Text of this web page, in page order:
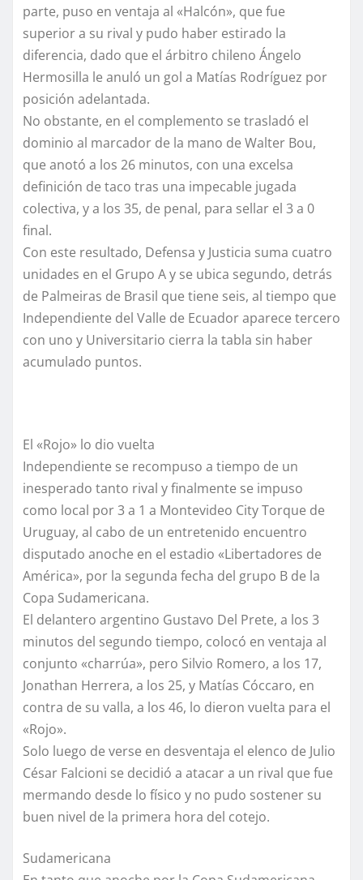
parte, puso en ventaja al «Halcón», que fue
superior a su rival y pudo haber estirado la
diferencia, dado que el árbitro chileno Ángelo
Hermosilla le anuló un gol a Matías Rodríguez por
posición adelantada.
No obstante, en el complemento se trasladó el
dominio al marcador de la mano de Walter Bou,
que anotó a los 26 minutos, con una excelsa
definición de taco tras una impecable jugada
colectiva, y a los 35, de penal, para sellar el 3 a 0
final.
Con este resultado, Defensa y Justicia suma cuatro
unidades en el Grupo A y se ubica segundo, detrás
de Palmeiras de Brasil que tiene seis, al tiempo que
Independiente del Valle de Ecuador aparece tercero
con uno y Universitario cierra la tabla sin haber
acumulado puntos.
El «Rojo» lo dio vuelta
Independiente se recompuso a tiempo de un
inesperado tanto rival y finalmente se impuso
como local por 3 a 1 a Montevideo City Torque de
Uruguay, al cabo de un entretenido encuentro
disputado anoche en el estadio «Libertadores de
América», por la segunda fecha del grupo B de la
Copa Sudamericana.
El delantero argentino Gustavo Del Prete, a los 3
minutos del segundo tiempo, colocó en ventaja al
conjunto «charrúa», pero Silvio Romero, a los 17,
Jonathan Herrera, a los 25, y Matías Cóccaro, en
contra de su valla, a los 46, lo dieron vuelta para el
«Rojo».
Solo luego de verse en desventaja el elenco de Julio
César Falcioni se decidió a atacar a un rival que fue
mermando desde lo físico y no pudo sostener su
buen nivel de la primera hora del cotejo.
Sudamericana